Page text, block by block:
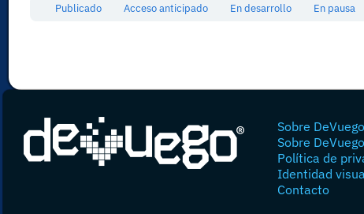
Publicado Acceso anticipado En desarrollo En pausa
Sobre
Sobre DeVuego
Política de
Identidad
Contacto